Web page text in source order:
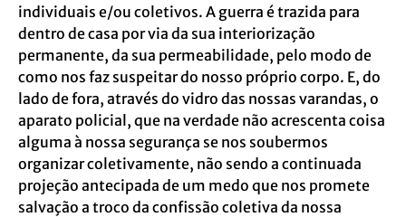
individuais e/ou coletivos. A guerra é trazida para
dentro de casa por via da sua interiorização
permanente, da sua permeabilidade, pelo modo de
como nos faz suspeitar do nosso próprio corpo. E, do
lado de fora, através do vidro das nossas varandas, o
aparato policial, que na verdade não acrescenta coisa
alguma à nossa segurança se nos soubermos
organizar coletivamente, não sendo a continuada
projeção antecipada de um medo que nos promete
salvação a troco da confissão coletiva da nossa